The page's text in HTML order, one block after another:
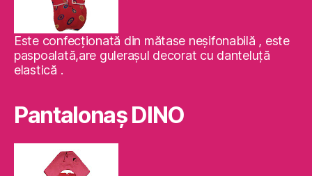
Este confecţionată din mătase neşifonabilă , este
paspoalată,are guleraşul decorat cu danteluţă
elastică .
Pantalonaş DINO